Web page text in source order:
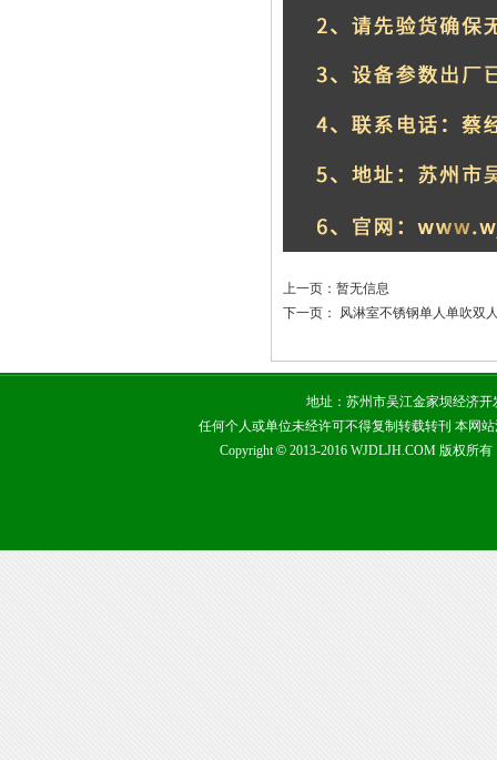
上一页：暂无信息
下一页： 风淋室不锈钢单人单吹双
地址：苏州市吴江金家坝经济开
任何个人或单位未经许可不得复制转载转刊 本网
Copyright©2013-2016 WJDLJH.COM 版权所